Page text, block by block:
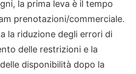
la prima leva è il tempo
prenotazioni/commerciale.
la riduzione degli errori di
delle restrizioni e la
disponibilità dopo la